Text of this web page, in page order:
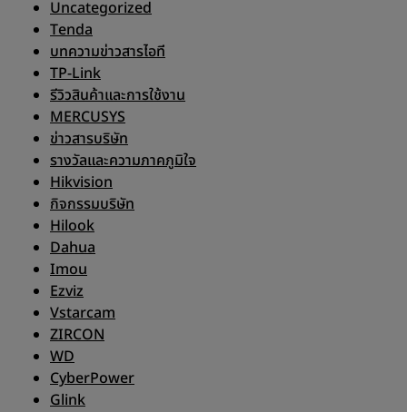
Uncategorized
Tenda
บทความข่าวสารไอที
TP-Link
รีวิวสินค้าและการใช้งาน
MERCUSYS
ข่าวสารบริษัท
รางวัลและความภาคภูมิใจ
Hikvision
กิจกรรมบริษัท
Hilook
Dahua
Imou
Ezviz
Vstarcam
ZIRCON
WD
CyberPower
Glink